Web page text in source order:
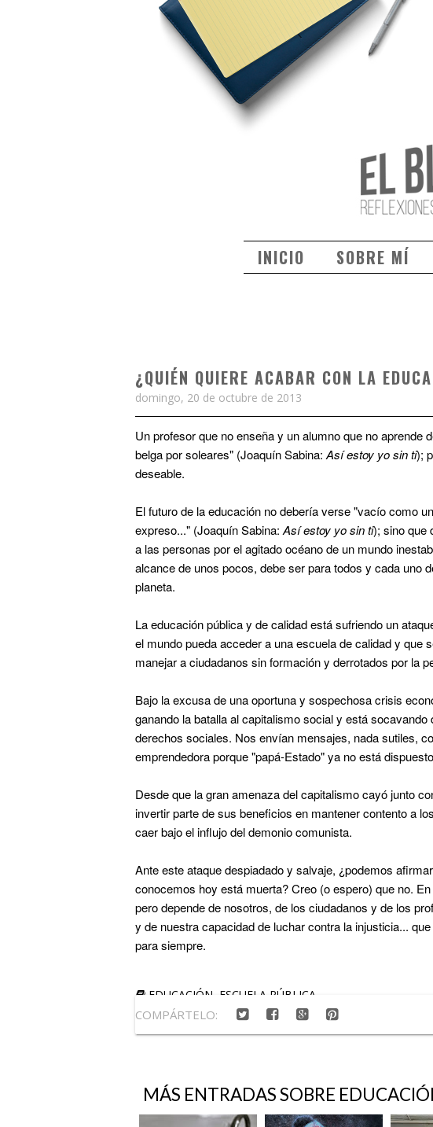
INICIO SOBRE MÍ
¿QUIÉN QUIERE ACABAR CON LA
domingo, 20 de octubre de 2013
Un profesor que no enseña y un alumno que no
belga por soleares" (Joaquín Sabina: Así estoy yo sin ti);
deseable.
El futuro de la educación no debería verse "vacío como
expreso..." (Joaquín Sabina: Así estoy yo sin ti); sino que
a las personas por el agitado océano de un mundo
alcance de unos pocos, debe ser para todos y cada uno
planeta.
La educación pública y de calidad está sufriendo un
el mundo pueda acceder a una escuela de calidad y
manejar a ciudadanos sin formación y derrotados por la
Bajo la excusa de una oportuna y sospechosa crisis
ganando la batalla al capitalismo social y está
derechos sociales. Nos envían mensajes, nada sutiles,
emprendedora porque "papá-Estado" ya no está
Desde que la gran amenaza del capitalismo cayó junto
invertir parte de sus beneficios en mantener contento a
caer bajo el influjo del demonio comunista.
Ante este ataque despiadado y salvaje, ¿podemos
conocemos hoy está muerta? Creo (o espero) que no.
pero depende de nosotros, de los ciudadanos y de los
y de nuestra capacidad de luchar contra la injusticia...
para siempre.
EDUCACIÓN ESCUELA PÚBLICA
COMPÁRTELO:
MÁS ENTRADAS SOBRE